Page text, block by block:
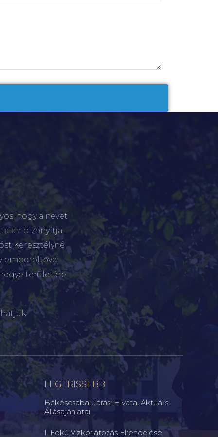
hogy a nevet
bizonyítja,
Keresztélyné
emberöltővel
területére
LEGFRISSEBB
Békéscsabai Járási Hivatal Aktuális
Állásajánlatai
I. Fokú Vízkorlátozás Elrendelése